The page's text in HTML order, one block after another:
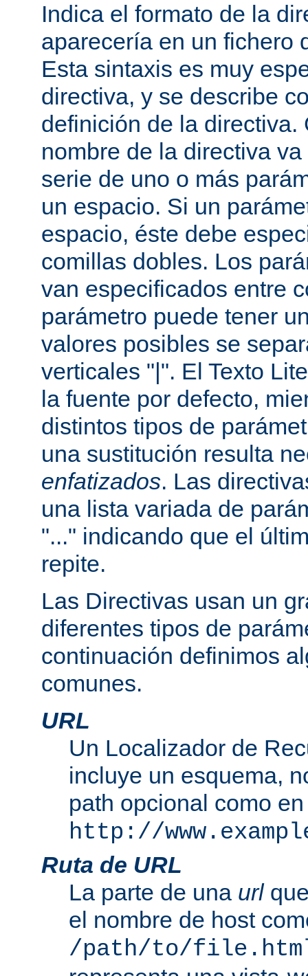
Indica el formato de la
aparecería en un fichero
Esta sintaxis es muy
directiva, y se describe
definición de la directiva.
nombre de la directiva
serie de uno o más
un espacio. Si un
espacio, éste debe
comillas dobles. Los
van especificados entre
parámetro puede tener
valores posibles se
verticales "|". El Texto
la fuente por defecto,
distintos tipos de
una sustitución resulta
enfatizados. Las
una lista variada de
"..." indicando que el
repite.
Las Directivas usan un
diferentes tipos de
continuación definimos
comunes.
URL
Un Localizador de
incluye un esquema,
path opcional como en
http://
Ruta de URL
La parte de una url
el nombre de host
/path/to/